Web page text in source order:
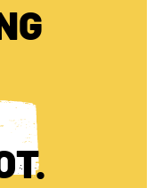
.